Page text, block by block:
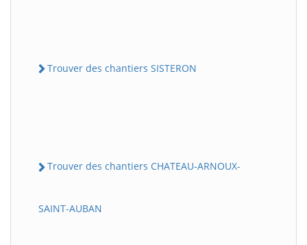
Trouver des chantiers SISTERON
Trouver des chantiers CHATEAU-ARNOUX-
SAINT-AUBAN